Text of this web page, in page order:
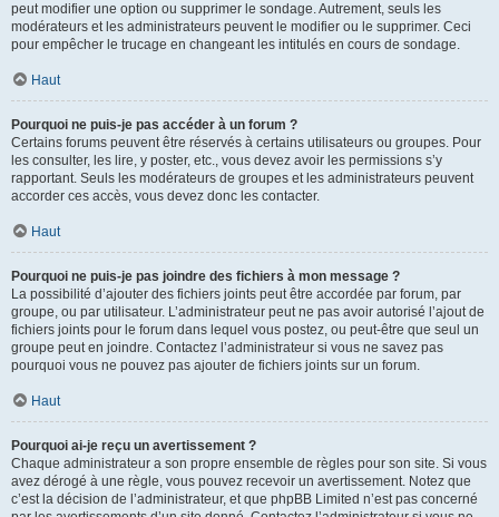
peut modifier une option ou supprimer le sondage. Autrement, seuls les
modérateurs et les administrateurs peuvent le modifier ou le supprimer. Ceci
pour empêcher le trucage en changeant les intitulés en cours de sondage.
Haut
Pourquoi ne puis-je pas accéder à un forum ?
Certains forums peuvent être réservés à certains utilisateurs ou groupes. Pour
les consulter, les lire, y poster, etc., vous devez avoir les permissions s’y
rapportant. Seuls les modérateurs de groupes et les administrateurs peuvent
accorder ces accès, vous devez donc les contacter.
Haut
Pourquoi ne puis-je pas joindre des fichiers à mon message ?
La possibilité d’ajouter des fichiers joints peut être accordée par forum, par
groupe, ou par utilisateur. L’administrateur peut ne pas avoir autorisé l’ajout de
fichiers joints pour le forum dans lequel vous postez, ou peut-être que seul un
groupe peut en joindre. Contactez l’administrateur si vous ne savez pas
pourquoi vous ne pouvez pas ajouter de fichiers joints sur un forum.
Haut
Pourquoi ai-je reçu un avertissement ?
Chaque administrateur a son propre ensemble de règles pour son site. Si vous
avez dérogé à une règle, vous pouvez recevoir un avertissement. Notez que
c’est la décision de l’administrateur, et que phpBB Limited n’est pas concerné